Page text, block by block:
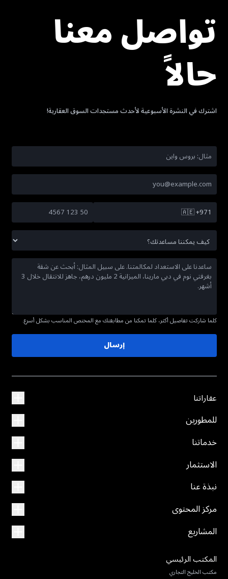
تواصل معنا
حالاً
اشترك في النشرة الأسبوعية لأحدث مستجدات السوق العقارية!
🇦🇪+971
كلما شاركت تفاصيل أكثر، كلما تمكنا من مطابقتك مع المختص المناسب بشكل أسرع.
إرسال
عقاراتنا
للمطورين
خدماتنا
الاستثمار
نبذة عنا
مركز المحتوى
المشاريع
المكتب الرئيسي